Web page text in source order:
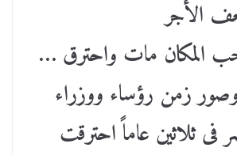
الأجر
المكان مات واحترق …
زمن رؤساء ووزراء
فى ثلاثين عاماً احترقت